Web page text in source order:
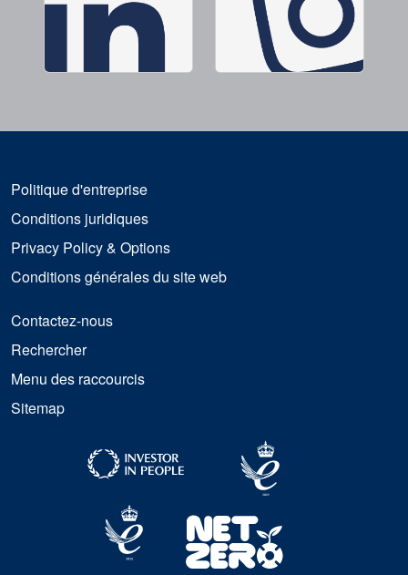
Politique d'entreprise
Conditions juridiques
Privacy Policy & Options
Conditions générales du site web
Contactez-nous
Rechercher
Menu des raccourcis
Sitemap